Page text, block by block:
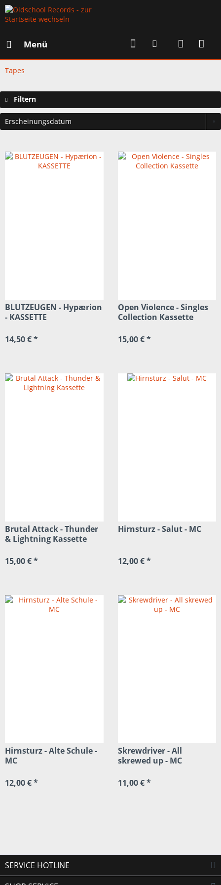
Menü
Tapes
Filtern
BLUTZEUGEN - Hypærion
- KASSETTE
14,50 € *
Open Violence - Singles
Collection Kassette
15,00 € *
Brutal Attack - Thunder
& Lightning Kassette
15,00 € *
Hirnsturz - Salut - MC
12,00 € *
Hirnsturz - Alte Schule -
MC
12,00 € *
Skrewdriver - All
skrewed up - MC
11,00 € *
SERVICE HOTLINE